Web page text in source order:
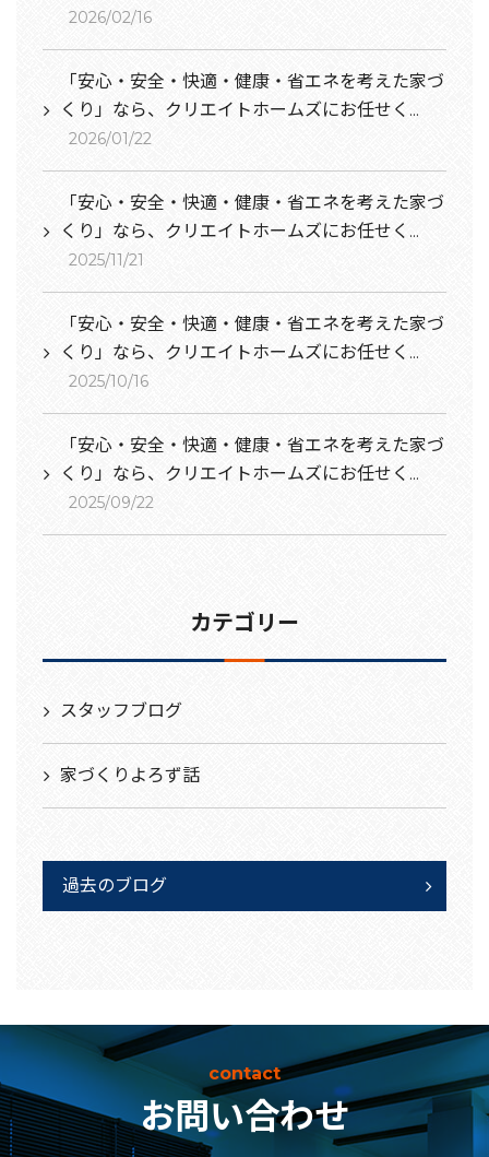
2026/02/16
「安心・安全・快適・健康・省エネを考えた家づ
くり」なら、クリエイトホームズにお任せく...
2026/01/22
「安心・安全・快適・健康・省エネを考えた家づ
くり」なら、クリエイトホームズにお任せく...
2025/11/21
「安心・安全・快適・健康・省エネを考えた家づ
くり」なら、クリエイトホームズにお任せく...
2025/10/16
「安心・安全・快適・健康・省エネを考えた家づ
くり」なら、クリエイトホームズにお任せく...
2025/09/22
カテゴリー
スタッフブログ
家づくりよろず話
過去のブログ
contact
お問い合わせ